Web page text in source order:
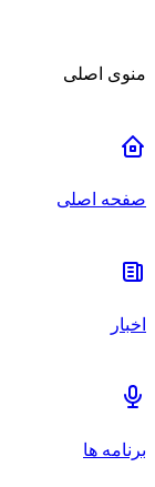
منوی اصلی
صفحه اصلی
اخبار
برنامه ها